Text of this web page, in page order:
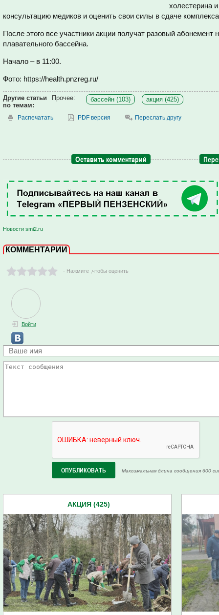
холестерина
консультацию медиков и оценить свои силы в сдаче
После этого все участники акции получат разовый абонемент
плавательного бассейна.
Начало – в 11:00.
Фото: https://health.pnzreg.ru/
Другие статьи
по темам:
Прочее: бассейн (103) акция (425)
Распечатать PDF версия Переслать другу
Оставить комментарий
Новости smi2.ru
КОММЕНТАРИИ
- Нажмите ,чтобы оценить
Войти
Максимальная длина сообщения 600
АКЦИЯ (425)